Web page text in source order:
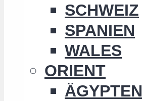
SCHWEIZ
SPANIEN
WALES
ORIENT
ÄGYPTEN